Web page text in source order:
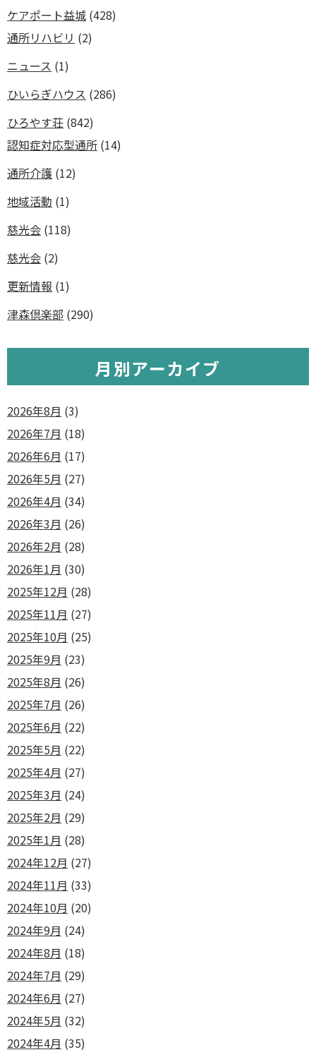
ケアポート益城 (428)
通所リハビリ (2)
ニュース (1)
ひいらぎハウス (286)
ひろやす荘 (842)
認知症対応型通所 (14)
通所介護 (12)
地域活動 (1)
慈光会 (118)
慈光会 (2)
更新情報 (1)
津森倶楽部 (290)
月別アーカイブ
2026年8月 (3)
2026年7月 (18)
2026年6月 (17)
2026年5月 (27)
2026年4月 (34)
2026年3月 (26)
2026年2月 (28)
2026年1月 (30)
2025年12月 (28)
2025年11月 (27)
2025年10月 (25)
2025年9月 (23)
2025年8月 (26)
2025年7月 (26)
2025年6月 (22)
2025年5月 (22)
2025年4月 (27)
2025年3月 (24)
2025年2月 (29)
2025年1月 (28)
2024年12月 (27)
2024年11月 (33)
2024年10月 (20)
2024年9月 (24)
2024年8月 (18)
2024年7月 (29)
2024年6月 (27)
2024年5月 (32)
2024年4月 (35)